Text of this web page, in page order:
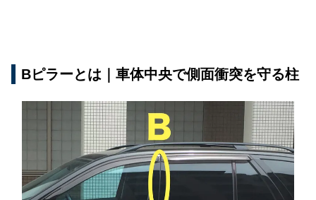
Bピラーとは｜車体中央で側面衝突を守る柱